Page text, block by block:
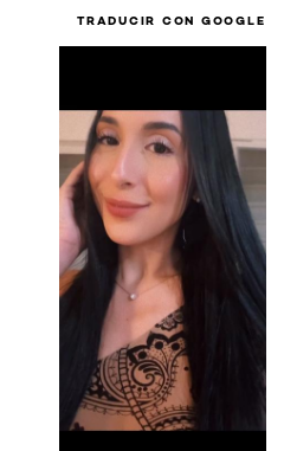
TRADUCIR CON GOOGLE